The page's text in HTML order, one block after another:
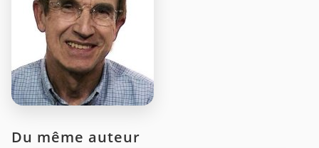
Du même auteur